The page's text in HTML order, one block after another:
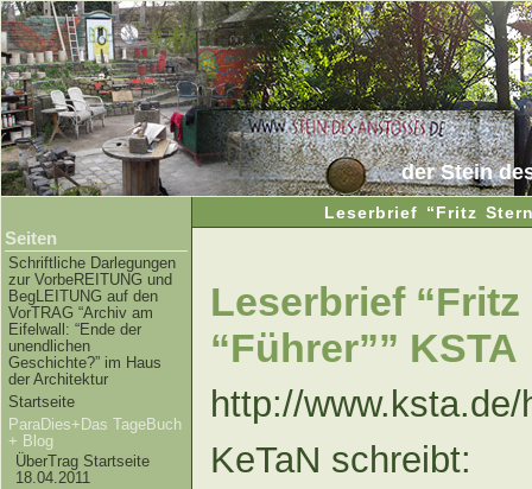
der Stein
Leserbrief “Fritz
Seiten
Schriftliche Darlegungen
zur VorbeREITUNG und
BegLEITUNG auf den
VorTRAG “Archiv am
Eifelwall: “Ende der
unendlichen
Geschichte?” im Haus
der Architektur
Startseite
ParaDies+Das TageBuch
+ Blog
ÜberTrag Startseite
18.04.2011
Leserbrief
“Führer”” KSTA
http://
KeTaN schreibt: